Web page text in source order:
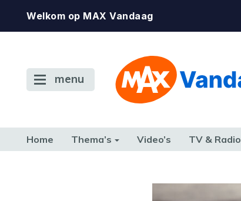
Welkom op MAX Vandaag
menu
Home Thema’s Video’s TV & Radio